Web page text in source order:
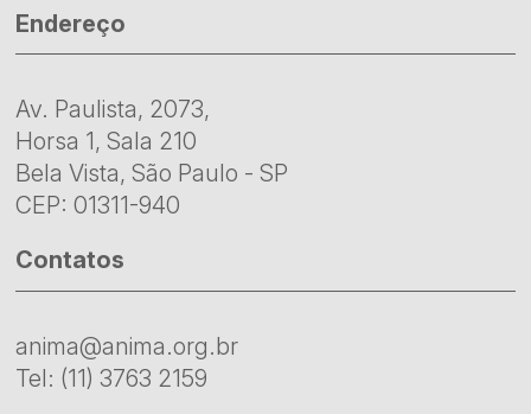
Galeria
Endereço
Av. Paulista, 2073,
Horsa 1, Sala 210
Bela Vista, São Paulo - SP
CEP: 01311-940
Contatos
anima@anima.org.br
Tel: (11) 3763 2159